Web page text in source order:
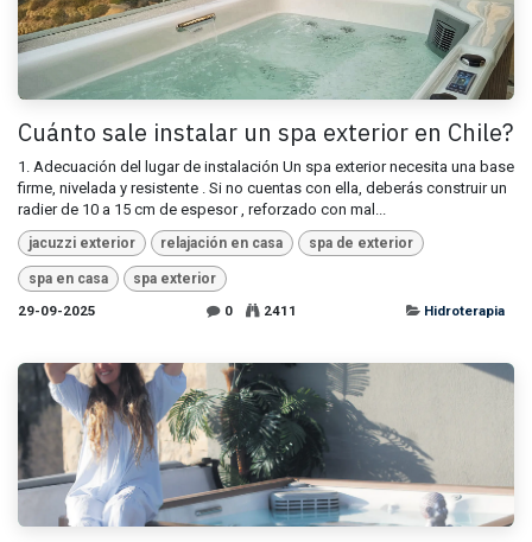
Cuánto sale instalar un spa exterior en Chile?
1. Adecuación del lugar de instalación Un spa exterior necesita una base
firme, nivelada y resistente . Si no cuentas con ella, deberás construir un
radier de 10 a 15 cm de espesor , reforzado con mal...
jacuzzi exterior relajación en casa spa de exterior
spa en casa
spa exterior
29-09-2025
0 2411 Hidroterapia